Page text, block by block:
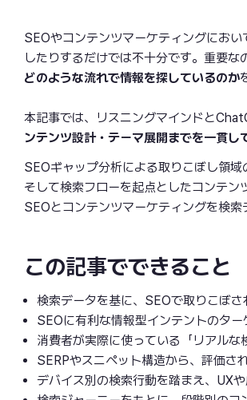
SEOやコンテンツマーケティングにお
したりするだけでは不十分です。重要な
どのような流れで情報を探しているのか
本記事では、リスニングマインドと
ンテンツ設計・テーマ展開までを一貫し
SEOギャップ分析による取りこぼし領
そして検索フローを起点としたコンテン
SEOとコンテンツマーケティングを検
この記事でできること
検索データを基に、SEOで取りこぼ
SEOに有利な情報型インテントのタ
消費者が実際に使っている「リアル
SERPやスニペット構造から、評価さ
デバイス別の検索行動を踏まえ、UX